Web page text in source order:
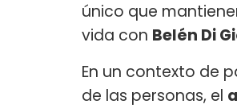
único que
vida con Belén Di
En un contexto de
de las personas, el